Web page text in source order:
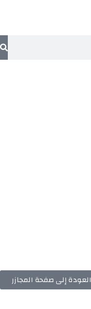
العودة إلى صفحة المجازر